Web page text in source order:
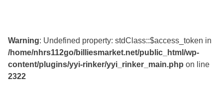
Warning: Undefined property: stdClass::$access_token in
/home/nhrs112go/billiesmarket.net/public_html/wp-
content/plugins/yyi-rinker/yyi_rinker_main.php on line
2322